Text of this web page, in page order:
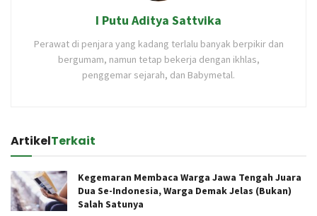
I Putu Aditya Sattvika
Perawat di penjara yang kadang terlalu banyak berpikir dan
bergumam, namun tetap bekerja dengan ikhlas,
penggemar sejarah, dan Babymetal.
ArtikelTerkait
Kegemaran Membaca Warga Jawa Tengah Juara
Dua Se-Indonesia, Warga Demak Jelas (Bukan)
Salah Satunya